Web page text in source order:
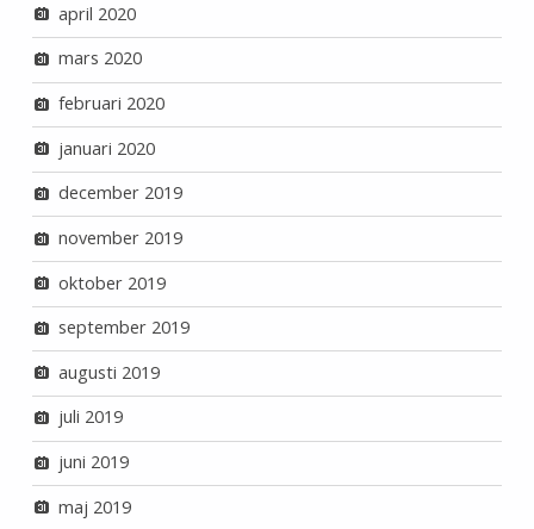
april 2020
mars 2020
februari 2020
januari 2020
december 2019
november 2019
oktober 2019
september 2019
augusti 2019
juli 2019
juni 2019
maj 2019